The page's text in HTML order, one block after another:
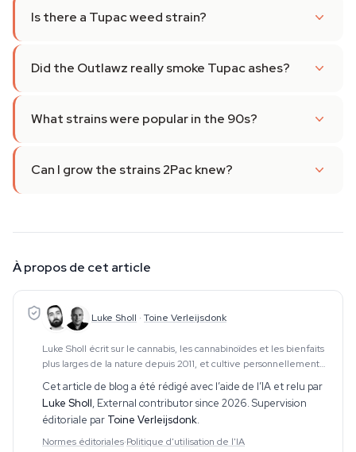
Is there a Tupac weed strain?
Did the Outlawz really smoke Tupac ashes?
What strains were popular in the 90s?
Can I grow the strains 2Pac knew?
À propos de cet article
Luke Sholl · Toine Verleijsdonk
Luke Sholl écrit sur le cannabis, les cannabinoïdes et les bienfaits
plus larges de la nature depuis 2011, et cultive personnellement
du cannabis dans des tentes de culture domestiques depuis plus
d'une décennie. Cette e
Cet article de blog a été rédigé avec l’aide de l’IA et relu par
Luke Sholl, External contributor since 2026. Supervision
éditoriale par Toine Verleijsdonk.
Normes éditoriales·Politique d'utilisation de l'IA